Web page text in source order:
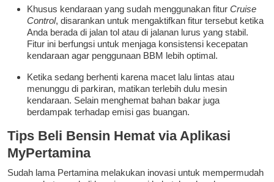
Khusus kendaraan yang sudah menggunakan fitur Cruise
Control, disarankan untuk mengaktifkan fitur tersebut ketika
Anda berada di jalan tol atau di jalanan lurus yang stabil.
Fitur ini berfungsi untuk menjaga konsistensi kecepatan
kendaraan agar penggunaan BBM lebih optimal.
Ketika sedang berhenti karena macet lalu lintas atau
menunggu di parkiran, matikan terlebih dulu mesin
kendaraan. Selain menghemat bahan bakar juga
berdampak terhadap emisi gas buangan.
Tips Beli Bensin Hemat via Aplikasi
MyPertamina
Sudah lama Pertamina melakukan inovasi untuk mempermudah